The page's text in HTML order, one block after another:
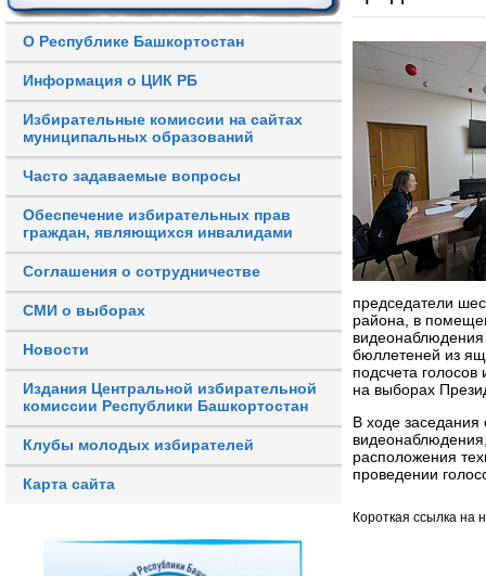
О Республике Башкортостан
Информация о ЦИК РБ
Избирательные комиссии на сайтах
муниципальных образований
Часто задаваемые вопросы
Обеспечение избирательных прав
граждан, являющихся инвалидами
Соглашения о сотрудничестве
СМИ о выборах
Новости
Издания Центральной избирательной
комиссии Республики Башкортостан
Клубы молодых избирателей
Карта сайта
председатели
района, в
бюллетеней из
подсчета голосов
на выборах
В ходе заседания
расположения
проведении
Короткая ссылка на